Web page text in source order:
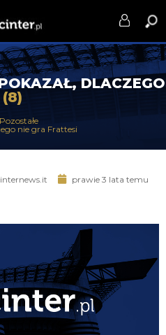
DLACZEGO
(8)
Pozostałe
nie gra Frattesi
prawie 3 lata temu